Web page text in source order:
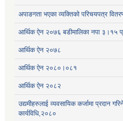
अपाङगता भएका व्यक्तिको परिचयपत्र
आर्थिक ऐन २०७६ बडीमालिका नपा ३।१५
आर्थिक ऐन २०७८
आर्थिक ऐन २०८०।०८१
आर्थिक ऐन २०८२
उद्यमीहरुलाई व्यवसायिक कर्जामा प्रदान
कार्यविधि,२०८०